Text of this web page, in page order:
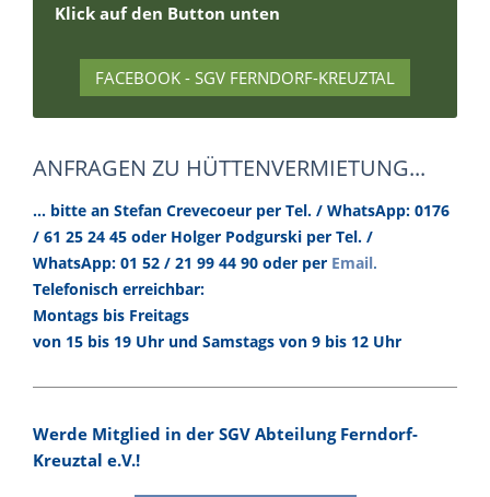
Klick auf den Button unten
FACEBOOK - SGV FERNDORF-KREUZTAL
ANFRAGEN ZU HÜTTENVERMIETUNG...
... bitte an Stefan Crevecoeur per Tel. / WhatsApp: 0176
/ 61 25 24 45 oder Holger Podgurski per Tel. /
WhatsApp: 01 52 / 21 99 44 90 oder per Email.
Telefonisch erreichbar:
Montags bis Freitags
von 15 bis 19 Uhr und Samstags von 9 bis 12 Uhr
Werde Mitglied in der SGV Abteilung Ferndorf-
Kreuztal e.V.!